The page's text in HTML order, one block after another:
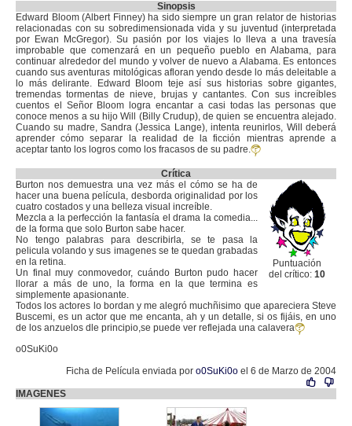
Sinopsis
Edward Bloom (Albert Finney) ha sido siempre un gran relator de historias
relacionadas con su sobredimensionada vida y su juventud (interpretada
por Ewan McGregor). Su pasión por los viajes lo lleva a una travesía
improbable que comenzará en un pequeño pueblo en Alabama, para
continuar alrededor del mundo y volver de nuevo a Alabama. Es entonces
cuando sus aventuras mitológicas afloran yendo desde lo más deleitable a
lo más delirante. Edward Bloom teje así sus historias sobre gigantes,
tremendas tormentas de nieve, brujas y cantantes. Con sus increíbles
cuentos el Señor Bloom logra encantar a casi todas las personas que
conoce menos a su hijo Will (Billy Crudup), de quien se encuentra alejado.
Cuando su madre, Sandra (Jessica Lange), intenta reunirlos, Will deberá
aprender cómo separar la realidad de la ficción mientras aprende a
aceptar tanto los logros como los fracasos de su padre.
Crítica
Puntuación
del crítico: 10
Burton nos demuestra una vez más el cómo se ha de
hacer una buena película, desborda originalidad por los
cuatro costados y una belleza visual increíble.
Mezcla a la perfección la fantasía el drama la comedia...
de la forma que solo Burton sabe hacer.
No tengo palabras para describirla, se te pasa la
pelicula volando y sus imagenes se te quedan grabadas
en la retina.
Un final muy conmovedor, cuándo Burton pudo hacer
llorar a más de uno, la forma en la que termina es
simplemente apasionante.
Todos los actores lo bordan y me alegró muchñisimo que apareciera Steve
Buscemi, es un actor que me encanta, ah y un detalle, si os fijáis, en uno
de los anzuelos dle principio,se puede ver reflejada una calavera
o0SuKi0o
Ficha de Película enviada por o0SuKi0o el 6 de Marzo de 2004
IMAGENES